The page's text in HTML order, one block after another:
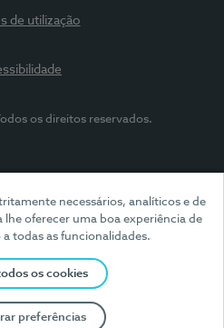
necessários, analíticos e de
oferecer uma boa experiência de
a todas as funcionalidades.
os cookies
preferências
de utilização
os direitos reservados.